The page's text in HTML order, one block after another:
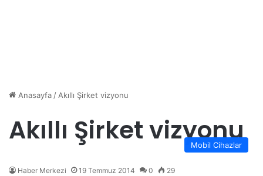
Anasayfa/Akıllı Şirket vizyonu
Akıllı Şirket vizyonu
Mobil Cihazlar
Haber Merkezi 19 Temmuz 2014 0 29